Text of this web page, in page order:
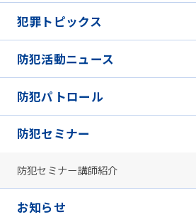
犯罪トピックス
防犯活動ニュース
防犯パトロール
防犯セミナー
防犯セミナー講師紹介
お知らせ